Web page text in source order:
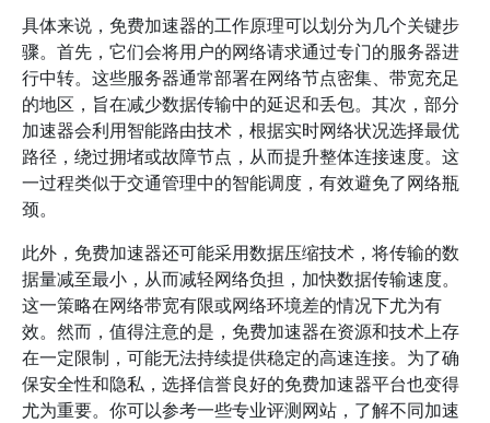
具体来说，免费加速器的工作原理可以划分为几个关键步
骤。首先，它们会将用户的网络请求通过专门的服务器进
行中转。这些服务器通常部署在网络节点密集、带宽充足
的地区，旨在减少数据传输中的延迟和丢包。其次，部分
加速器会利用智能路由技术，根据实时网络状况选择最优
路径，绕过拥堵或故障节点，从而提升整体连接速度。这
一过程类似于交通管理中的智能调度，有效避免了网络瓶
颈。
此外，免费加速器还可能采用数据压缩技术，将传输的数
据量减至最小，从而减轻网络负担，加快数据传输速度。
这一策略在网络带宽有限或网络环境差的情况下尤为有
效。然而，值得注意的是，免费加速器在资源和技术上存
在一定限制，可能无法持续提供稳定的高速连接。为了确
保安全性和隐私，选择信誉良好的免费加速器平台也变得
尤为重要。你可以参考一些专业评测网站，了解不同加速